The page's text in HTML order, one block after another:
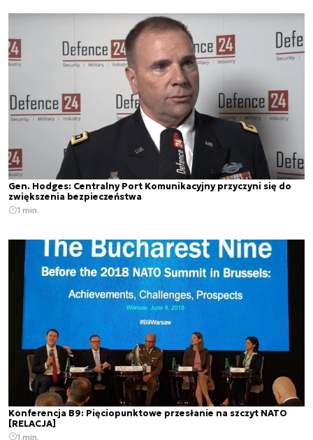
Gen. Hodges: Centralny Port Komunikacyjny przyczyni się do
zwiększenia bezpieczeństwa
1 min.
Konferencja B9: Pięciopunktowe przesłanie na szczyt NATO
[RELACJA]
1 min.